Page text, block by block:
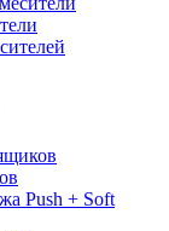
Push + Soft